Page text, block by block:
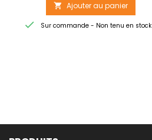
 Ajouter au panier
 Sur commande - Non tenu en stock